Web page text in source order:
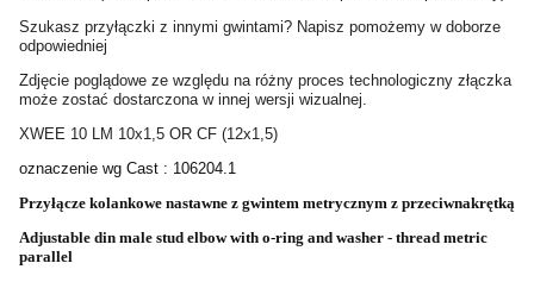
Szukasz przyłączki z innymi gwintami? Napisz pomożemy w doborze
odpowiedniej
Zdjęcie poglądowe ze względu na różny proces technologiczny złączka
może zostać dostarczona w innej wersji wizualnej.
XWEE 10 LM 10x1,5 OR CF (12x1,5)
oznaczenie wg Cast : 106204.1
Przyłącze kolankowe nastawne z gwintem metrycznym z przeciwnakrętką
Adjustable din male stud elbow with o-ring and washer - thread metric
parallel